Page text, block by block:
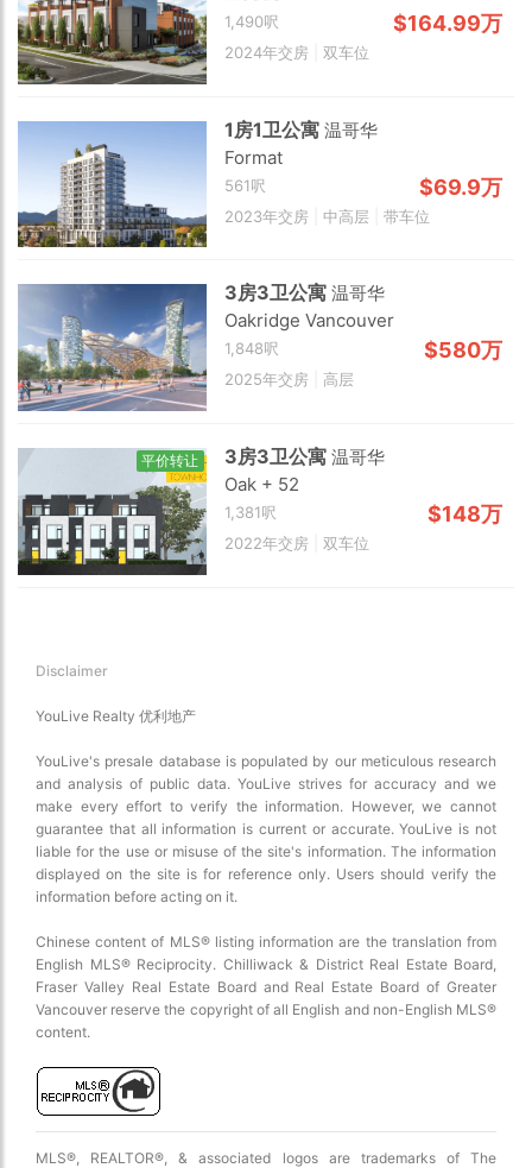
Choose view
Map view
Traffic conditions
Show traffic incidents
1,490呎 $164.99万
2024年交房 双车位
1房1卫公寓温哥华
Format
561呎 $69.9万
2023年交房 中高层 带车位
3房3卫公寓温哥华
Oakridge Vancouver
1,848呎 $580万
2025年交房 高层
平价转让 3房3卫公寓温哥华
Oak + 52
1,381呎 $148万
2022年交房 双车位
Disclaimer
YouLive Realty 优利地产
YouLive's presale database is populated by our meticulous research
and analysis of public data. YouLive strives for accuracy and we
make every effort to verify the information. However, we cannot
guarantee that all information is current or accurate. YouLive is not
liable for the use or misuse of the site's information. The information
displayed on the site is for reference only. Users should verify the
information before acting on it.
Chinese content of MLS® listing information are the translation from
English MLS® Reciprocity. Chilliwack & District Real Estate Board,
Fraser Valley Real Estate Board and Real Estate Board of Greater
Vancouver reserve the copyright of all English and non-English MLS®
content.
MLS®, REALTOR®, & associated logos are trademarks of The